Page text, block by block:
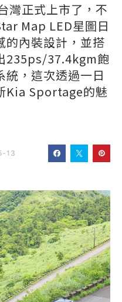
正式上市了，不
Map LED星圖日
的內裝設計，並搭
235ps/37.4kgm飽
統，這次透過一日
Kia Sportage的魅
13